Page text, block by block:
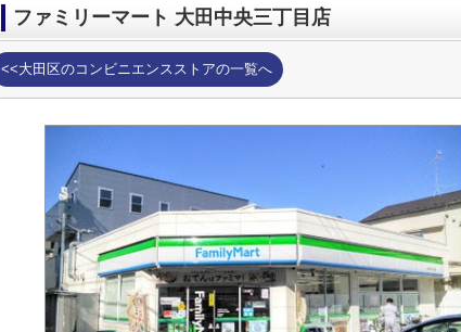
ファミリーマート 大田中央三丁目店
<<大田区のコンビニエンスストアの一覧へ